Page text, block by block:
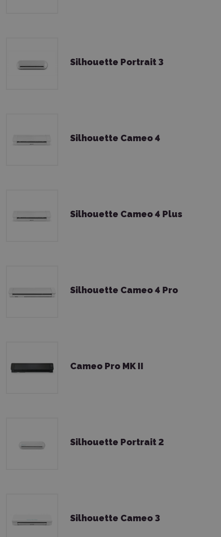
Silhouette Portrait 3
Silhouette Cameo 4
Silhouette Cameo 4 Plus
Silhouette Cameo 4 Pro
Cameo Pro MK II
Silhouette Portrait 2
Silhouette Cameo 3